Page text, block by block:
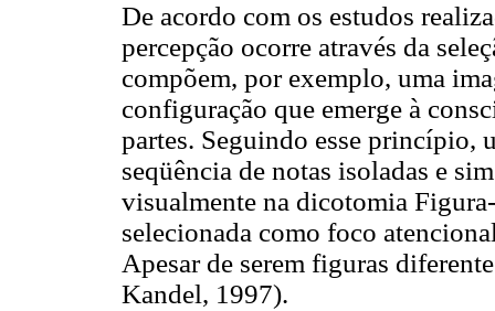
De acordo com os estudos
percepção ocorre através da
compõem, por exemplo, uma
configuração que emerge à
partes. Seguindo esse princípio,
seqüência de notas isoladas e
visualmente na dicotomia
selecionada como foco
Apesar de serem figuras
Kandel, 1997).